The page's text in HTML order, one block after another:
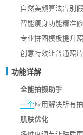
自然美颜算法告别假
智能瘦身功能精准修
专业拼图模板提升照
创意特效让普通照
功能详解
全能拍摄助手
一个应用解决所有
肌肤优化